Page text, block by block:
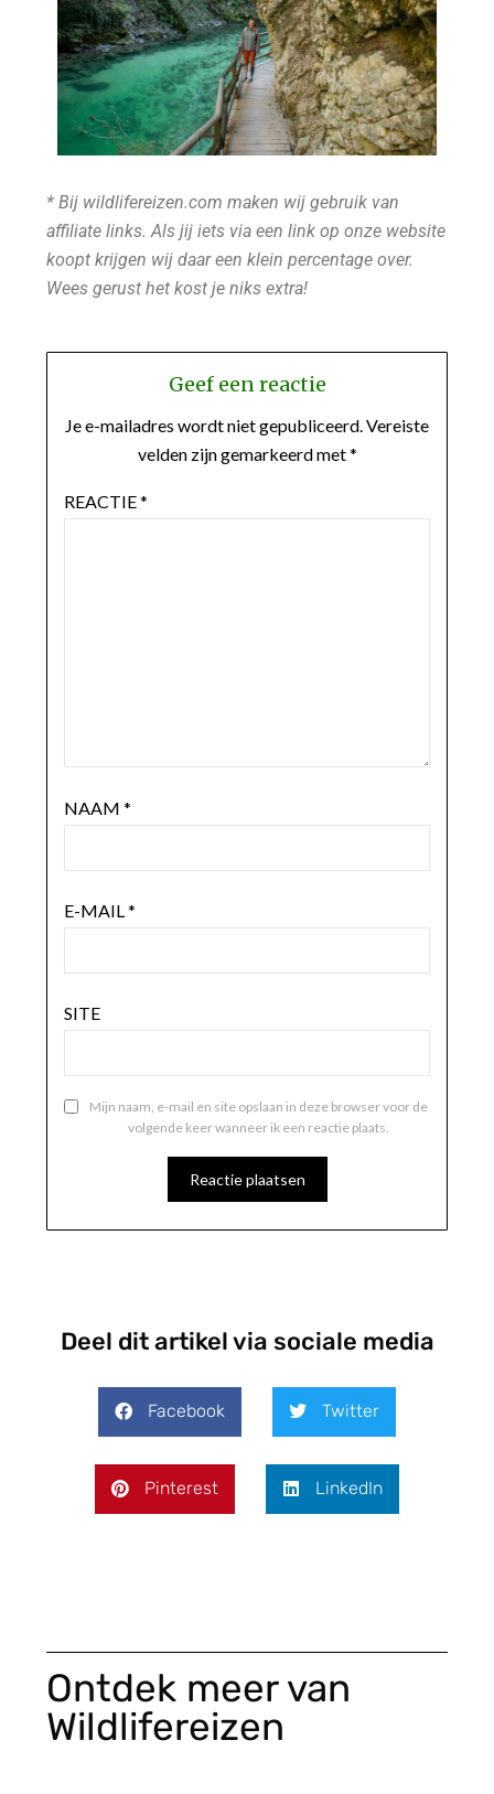
* Bij wildlifereizen.com maken wij gebruik van
affiliate links. Als jij iets via een link op onze website
koopt krijgen wij daar een klein percentage over.
Wees gerust het kost je niks extra!
Geef een reactie
Je e-mailadres wordt niet gepubliceerd.Vereiste
velden zijn gemarkeerd met*
REACTIE*
NAAM *
E-MAIL*
SITE
Mijn naam, e-mail en site opslaan in deze browser voor de
volgende keer wanneer ik een reactie plaats.
Deel dit artikel via sociale media
Facebook Twitter
Pinterest LinkedIn
Ontdek meer van
Wildlifereizen